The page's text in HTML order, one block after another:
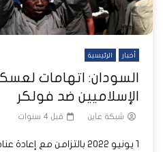
أخبار الرئيسية
السودان: اتهامات
الإسلاميين ضد فولكر
شبكة عاين قبل 4 سنوات
1 يونيو 2022 بالتزامن مع